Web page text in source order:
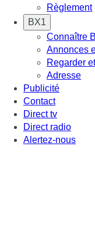
Règlement
BX1
Connaître
Annonces
Regarder
Adresse
Publicité
Contact
Direct tv
Direct radio
Alertez-nous